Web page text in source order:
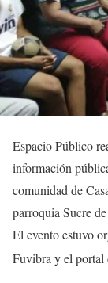
Espacio Público
información
comunidad de
parroquia Sucre
El evento estuvo
Fuvibra y el portal